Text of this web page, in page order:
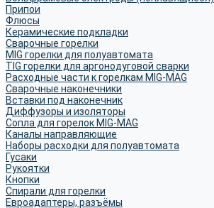
Припои
Флюсы
Керамические подкладки
Сварочные горелки
MIG горелки для полуавтомата
TIG горелки для аргонодуговой сварки
Расходные части к горелкам MIG-MAG
Сварочные наконечники
Вставки под наконечник
Диффузоры и изоляторы
Сопла для горелок MIG-MAG
Каналы направляющие
Наборы расходки для полуавтомата
Гусаки
Рукоятки
Кнопки
Спирали для горелки
Евроадаптеры, разъёмы